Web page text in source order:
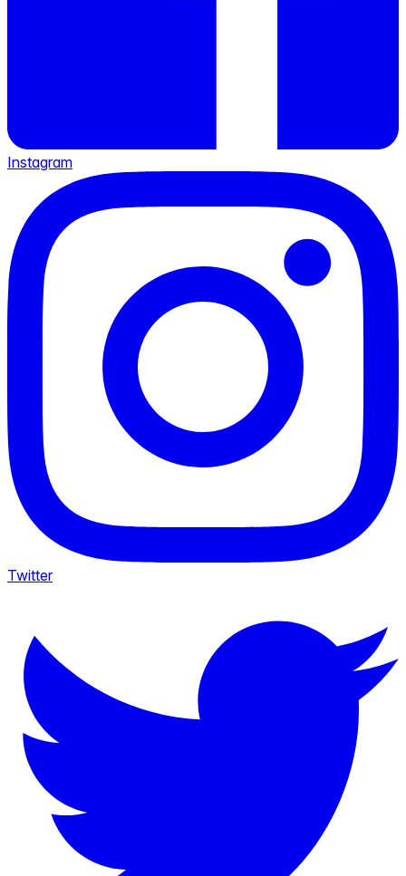
Instagram
Twitter